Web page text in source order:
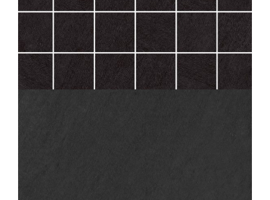
SAMSARA
ARDOISE MOS 5X5
30X30